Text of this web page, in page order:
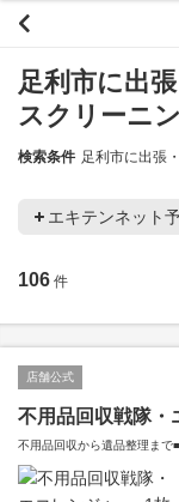
足利市に出
スクリーニ
検索条件 足利市に出張
エキテンネット
106 件
店舗公式
不用品回収戦隊・
不用品回収から遺品整理まで